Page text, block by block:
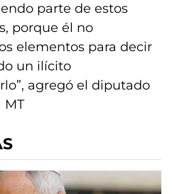
parte de estos
porque él no
elementos para decir
un ilícito
agregó el diputado
MT